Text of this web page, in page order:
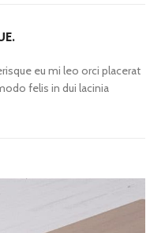
eu mi leo orci placerat
felis in dui lacinia